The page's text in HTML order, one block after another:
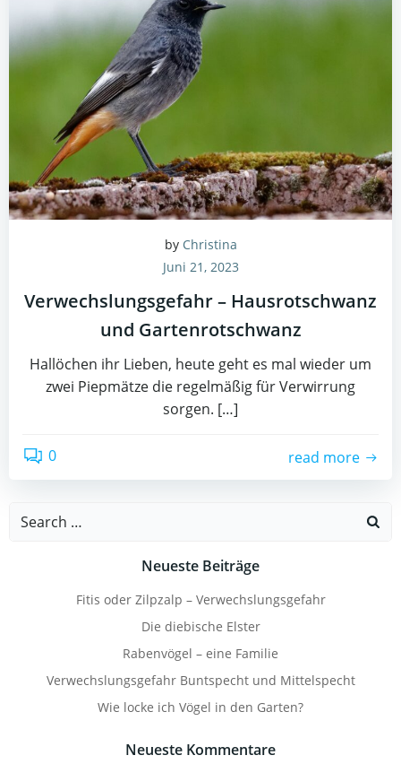
by Christina
Juni 21, 2023
Verwechslungsgefahr – Hausrotschwanz
und Gartenrotschwanz
Hallöchen ihr Lieben, heute geht es mal wieder um
zwei Piepmätze die regelmäßig für Verwirrung
sorgen. […]
0 read more
Search
Neueste Beiträge
Fitis oder Zilpzalp – Verwechslungsgefahr
Die diebische Elster
Rabenvögel – eine Familie
Verwechslungsgefahr Buntspecht und Mittelspecht
Wie locke ich Vögel in den Garten?
Neueste Kommentare